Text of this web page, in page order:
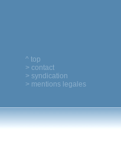
^ top
> contact
> syndication
> mentions legales